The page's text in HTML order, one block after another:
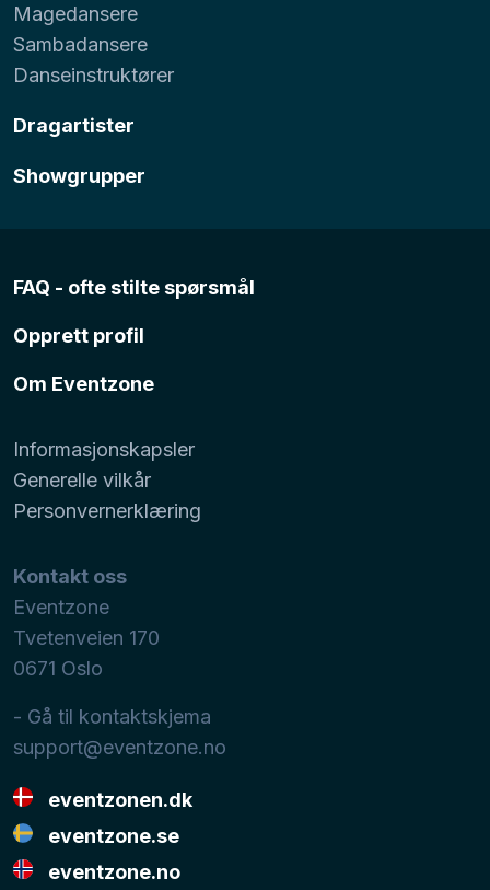
Magedansere
Sambadansere
Danseinstruktører
Dragartister
Showgrupper
FAQ - ofte stilte spørsmål
Opprett profil
Om Eventzone
Informasjonskapsler
Generelle vilkår
Personvernerklæring
Kontakt oss
Eventzone
Tvetenveien 170
0671 Oslo
- Gå til kontaktskjema
support@eventzone.no
eventzonen.dk
eventzone.se
eventzone.no